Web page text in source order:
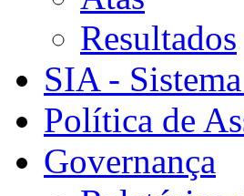
Resultados
SIA -
Política de
Governança